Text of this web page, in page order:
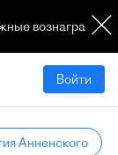
Войти
Анненского